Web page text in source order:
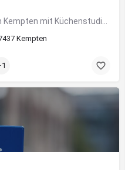
Kempten